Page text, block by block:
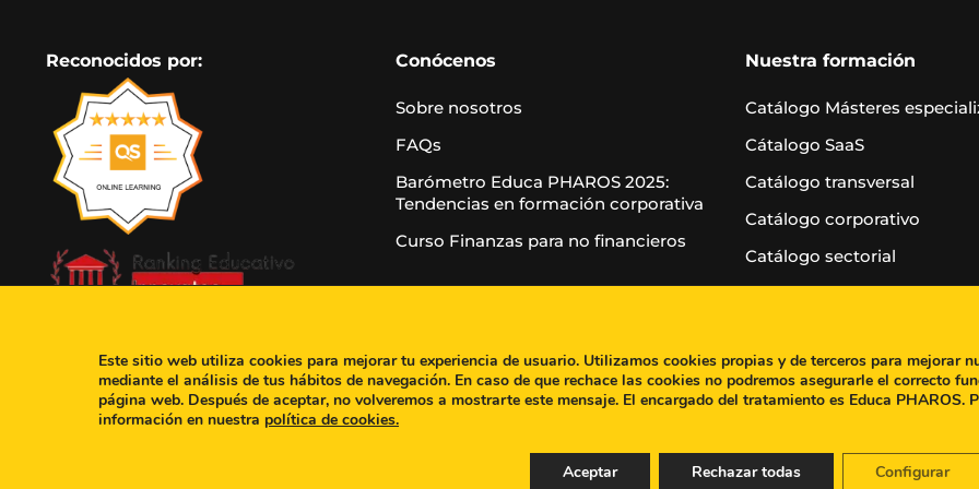
Reconocidos por: Conócenos
Sobre nosotros
FAQs
Barómetro Educa PHAROS 2025:
Tendencias en formación corporativa
Curso Finanzas para no financieros
Nuestra formación
Catálogo Másteres
Cátalogo SaaS
Catálogo transversal
Catálogo corporativo
Catálogo sectorial
Casos de éxito
Este sitio web utiliza cookies para mejorar tu experiencia de usuario. Utilizamos cookies propias y de terceros para mejorar
mediante el análisis de tus hábitos de navegación. En caso de que rechace las cookies no podremos asegurarle el correcto
página web. Después de aceptar, no volveremos a mostrarte este mensaje. El encargado del tratamiento es Educa
información en nuestra política de cookies.
Aceptar Rechazar todas Configurar